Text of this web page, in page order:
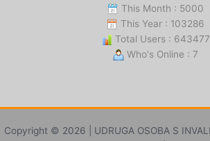
This Month : 5000
This Year : 103286
Total Users : 643477
Who's Online : 7
Copyright © 2026 | UDRUGA OSOBA S